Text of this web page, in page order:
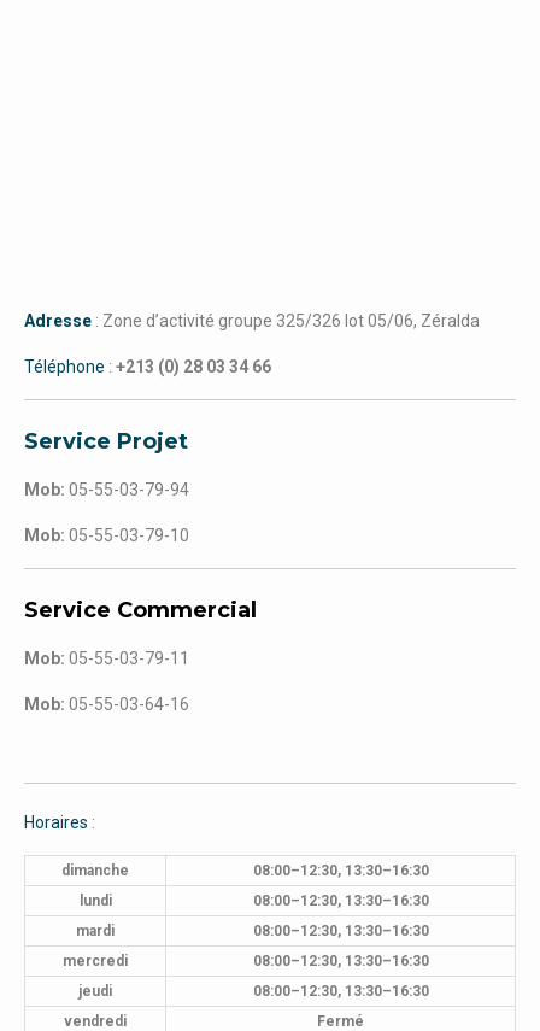
Adresse : Zone d’activité groupe 325/326 lot 05/06, Zéralda
Téléphone : +213 (0) 28 03 34 66
Service Projet
Mob: 05-55-03-79-94
Mob: 05-55-03-79-10
Service Commercial
Mob: 05-55-03-79-11
Mob: 05-55-03-64-16
Horaires :
dimanche
08:00–12:30, 13:30–16:30
lundi
08:00–12:30, 13:30–16:30
mardi
08:00–12:30, 13:30–16:30
mercredi
08:00–12:30, 13:30–16:30
jeudi
08:00–12:30, 13:30–16:30
vendredi
Fermé